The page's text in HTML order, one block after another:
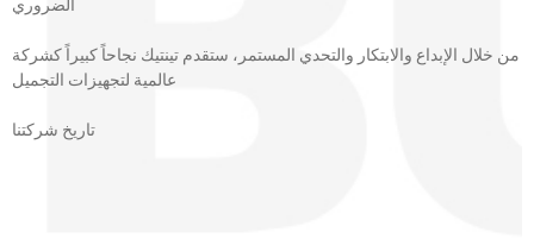
من خلال الإبداع والابتكار والتحدي المستمر، ستقدم تينتيك نجاحاً كبيراً كشركة
عالمية لتجهيزات التجميل
تاريخ شركتنا